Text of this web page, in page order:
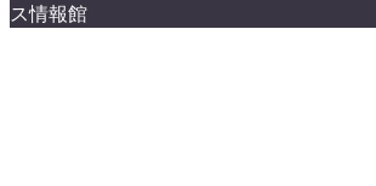
ス情報館